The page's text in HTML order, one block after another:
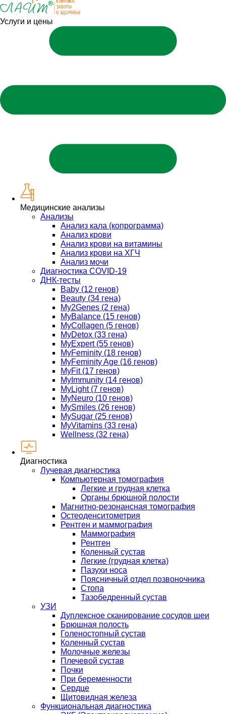
Услуги и цены
Медицинские анализы
Анализы
Анализ кала (копрограмма)
Анализ крови
Анализ крови на витамины
Анализ крови на ХГЧ
Анализ мочи
Диагностика COVID-19
ДНК-тесты
Baby (12 генов)
Beauty (34 гена)
My2Genes (2 гена)
MyBalance (15 генов)
MyCollagen (5 генов)
MyDetox (33 гена)
MyExpert (55 генов)
MyFeminity (18 генов)
MyFeminity Age (16 генов)
MyFit (17 генов)
MyImmunity (14 генов)
MyLight (7 генов)
MyNeuro (10 генов)
MySmiles (26 генов)
MySugar (25 генов)
MyVitamins (33 гена)
Wellness (32 гена)
Диагностика
Лучевая диагностика
Компьютерная томография
Легкие и грудная клетка
Органы брюшной полости
Магнитно-резонансная томография
Остеоденситометрия
Рентген и маммография
Маммография
Рентген
Коленный сустав
Легкие (грудная клетка)
Пазухи носа
Поясничный отдел позвоночника
Стопа
Тазобедренный сустав
УЗИ
Дуплексное сканирование сосудов шеи
Брюшная полость
Голеностопный сустав
Коленный сустав
Молочные железы
Плечевой сустав
Почки
При беременности
Сердце
Щитовидная железа
Функциональная диагностика